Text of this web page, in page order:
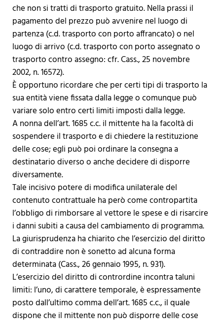
che non si tratti di trasporto gratuito. Nella prassi il
pagamento del prezzo può avvenire nel luogo di
partenza (c.d. trasporto con porto affrancato) o nel
luogo di arrivo (c.d. trasporto con porto assegnato o
trasporto contro assegno: cfr. Cass., 25 novembre
2002, n. 16572).
È opportuno ricordare che per certi tipi di trasporto la
sua entità viene fissata dalla legge o comunque può
variare solo entro certi limiti imposti dalla legge.
A nonna dell’art. 1685 c.c. il mittente ha la facoltà di
sospendere il trasporto e di chiedere la restituzione
delle cose; egli può poi ordinare la consegna a
destinatario diverso o anche decidere di disporre
diversamente.
Tale incisivo potere di modifica unilaterale del
contenuto contrattuale ha però come contropartita
l’obbligo di rimborsare al vettore le spese e di risarcire
i danni subiti a causa del cambiamento di programma.
La giurisprudenza ha chiarito che l’esercizio del diritto
di contraddire non è sonetto ad alcuna forma
determinata (Cass., 26 gennaio 1995, n. 931).
L’esercizio del diritto di contrordine incontra taluni
limiti: l’uno, di carattere temporale, è espressamente
posto dall’ultimo comma dell’art. 1685 c.c., il quale
dispone che il mittente non può disporre delle cose